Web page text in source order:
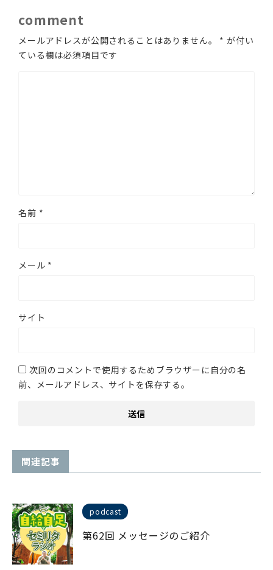
comment
メールアドレスが公開されることはありません。 * が付い
ている欄は必須項目です
名前 *
メール *
サイト
次回のコメントで使用するためブラウザーに自分の名
前、メールアドレス、サイトを保存する。
関連記事
podcast
第62回 メッセージのご紹介